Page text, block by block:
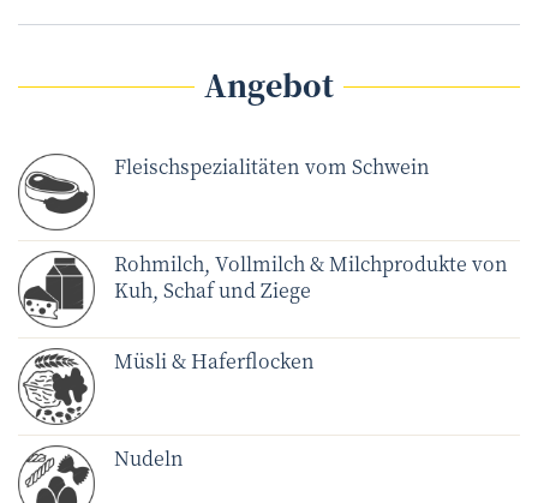
Angebot
Fleischspezialitäten vom Schwein
Rohmilch, Vollmilch & Milchprodukte von
Kuh, Schaf und Ziege
Müsli & Haferflocken
Nudeln